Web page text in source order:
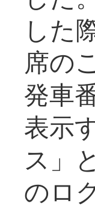
した
席の
発車
表示
ス」
のロ